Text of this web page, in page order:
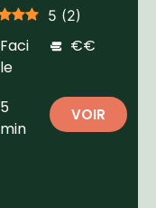
5 (2)
Faci
le
€€
5
min
VOIR